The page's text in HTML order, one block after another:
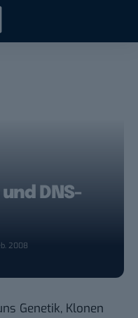
DNS-
2008
Genetik, Klonen